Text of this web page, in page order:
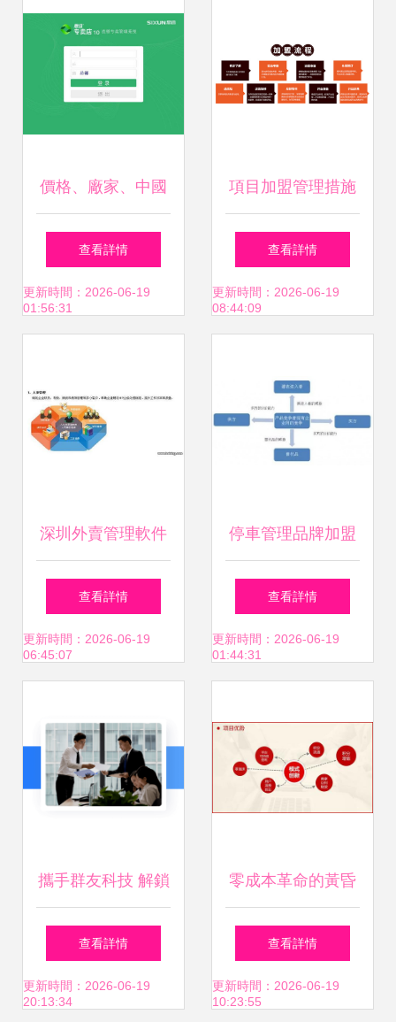
價格、廠家、中國
供應商與加盟管理
企業成功共贏的關
查看詳情
更新時間：2026-06-19
01:56:31
項目加盟管理措施
與企業加盟管理體
系構建
查看詳情
更新時間：2026-06-19
08:44:09
深圳外賣管理軟件
寶安、民治招商加
盟，點亮未來投資
查看詳情
更新時間：2026-06-19
06:45:07
停車管理品牌加盟
合作怎么選？波特
五力分析利與弊與
查看詳情
更新時間：2026-06-19
01:44:31
攜手群友科技 解鎖
私域流量推廣新藍
海，共創互聯網創
查看詳情
更新時間：2026-06-19
20:13:34
零成本革命的黃昏
與黎明 莆田無成本
加盟項目的商業模
查看詳情
更新時間：2026-06-19
10:23:55